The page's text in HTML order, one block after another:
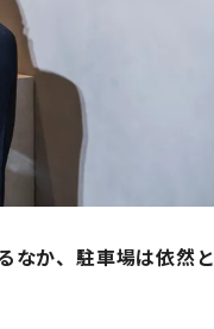
なか、駐車場は依然と